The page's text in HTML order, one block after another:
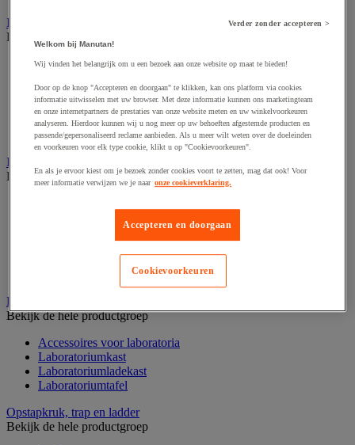
Industriële mat, tegel en rooster
Bekijk de hele productgroep
Accessoires voor matten en roosters
Hygiënische mat en mat voor de voedselverwerkende
industrie
Industriële antivermoeidheidsmatten en -tegels
Industriële roosters
Industriele ventilator en afzuigkap
Bekijk de hele productgroep
Afzuigkap en -bak
Industriële ventilator
Koppeling en verluchtingskoker
Laboratoriummeubilair
Bekijk de hele productgroep
Accessoires voor laboratoria
Laboratoriumkast
Laboratoriumladekast
Laboratoriumtafel
Opstapkruk, trap en ladder
Bekijk de hele productgroep
Verder zonder accepteren >
Welkom bij Manutan!
Wij vinden het belangrijk om u een bezoek aan onze website op maat te bieden!
Door op de knop "Accepteren en doorgaan" te klikken, kan ons platform via cookies
informatie uitwisselen met uw browser. Met deze informatie kunnen ons marketingteam
en onze internetpartners de prestaties van onze website meten en uw winkelvoorkeuren
analyseren. Hierdoor kunnen wij u nog meer op uw behoeften afgestemde producten en
passende/gepersonaliseerd reclame aanbieden. Als u meer wilt weten over de doeleinden
en voorkeuren voor elk type cookie, klikt u op "Cookievoorkeuren".
En als je ervoor kiest om je bezoek zonder cookies voort te zetten, mag dat ook! Voor
meer informatie verwijzen we je naar onze cookieverklaring.
Accepteren en doorgaan
Cookievoorkeuren